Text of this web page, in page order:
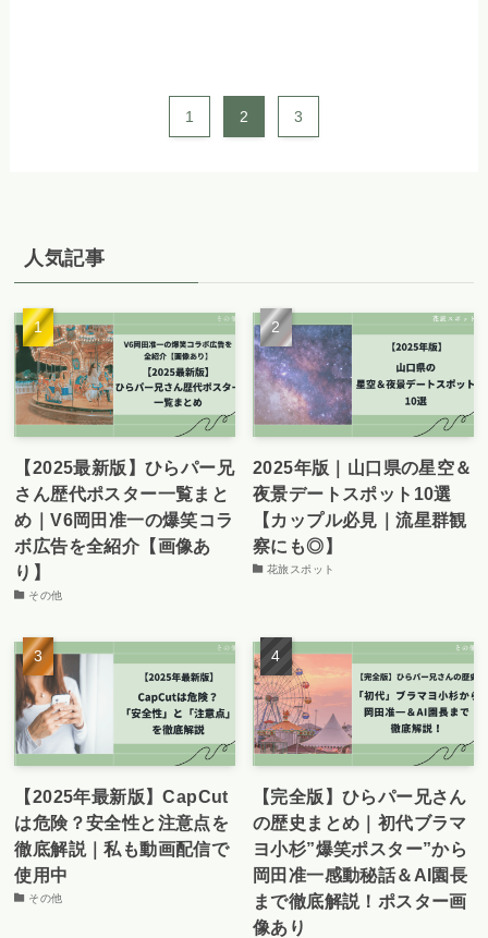
1 2 3
人気記事
【2025最新版】ひらパー兄
さん歴代ポスター一覧まと
め｜V6岡田准一の爆笑コラ
ボ広告を全紹介【画像あ
り】
その他
2025年版｜山口県の星空＆
夜景デートスポット10選
【カップル必見｜流星群観
察にも◎】
花旅スポット
【2025年最新版】CapCut
は危険？安全性と注意点を
徹底解説｜私も動画配信で
使用中
その他
【完全版】ひらパー兄さん
の歴史まとめ｜初代ブラマ
ヨ小杉”爆笑ポスター”から
岡田准一感動秘話＆AI園長
まで徹底解説！ポスター画
像あり